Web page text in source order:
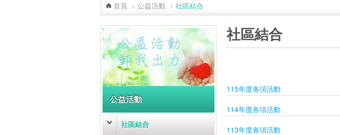
首頁 > 公益活動 > 社區結合
公益活動
社區結合
社區結合
115年度各項活動
114年度各項活動
113年度各項活動